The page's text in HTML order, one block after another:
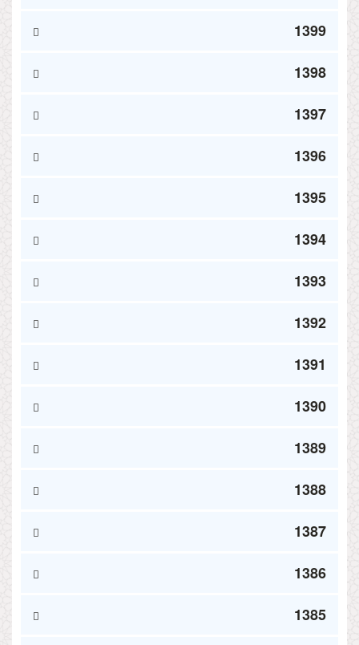
1399
1398
1397
1396
1395
1394
1393
1392
1391
1390
1389
1388
1387
1386
1385